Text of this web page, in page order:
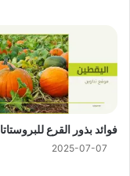
فوائد بذور القرع للبروستاتا
2025-07-07